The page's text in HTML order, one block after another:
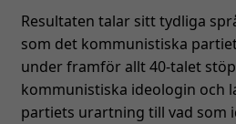
Resultaten talar sitt tydliga
som det kommunistiska
under framför allt 40-talet
kommunistiska ideologin och
partiets urartning till vad som